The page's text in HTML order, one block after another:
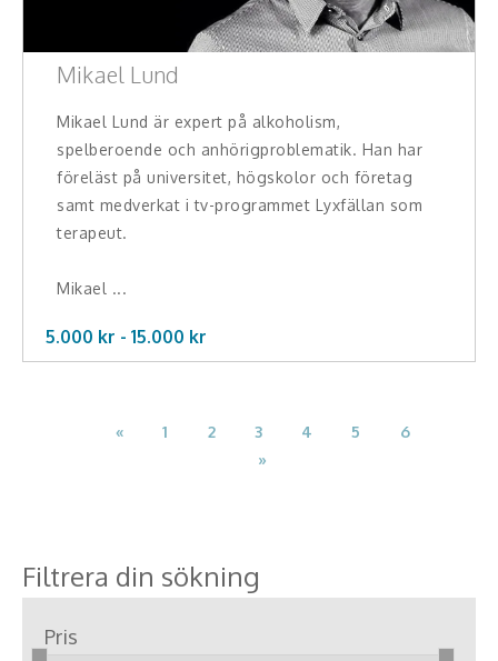
Mikael Lund
Mikael Lund är expert på alkoholism,
spelberoende och anhörigproblematik. Han har
föreläst på universitet, högskolor och företag
samt medverkat i tv-programmet Lyxfällan som
terapeut.
Mikael ...
5.000 kr - 15.000 kr
« 1 2 3 4 5
6
»
Filtrera din sökning
Pris